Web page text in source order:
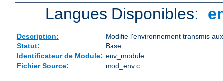
Langues Disponibles:
Description:
Modifie l'environnement transmis
Statut:
Base
Identificateur de Module: env_module
Fichier Source:
mod_env.c